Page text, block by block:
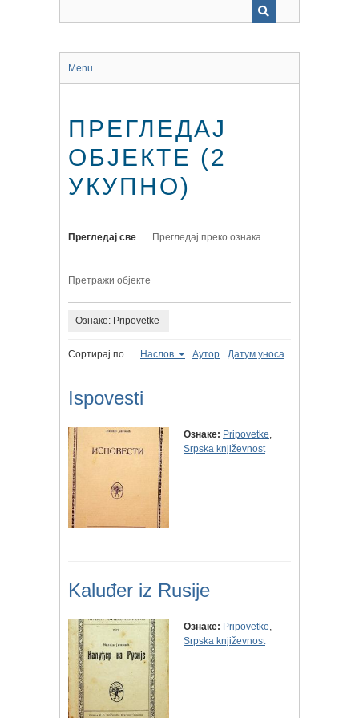
Menu
ПРЕГЛЕДАЈ
ОБЈЕКТЕ (2
УКУПНО)
Прегледај све Прегледај преко ознака
Претражи објекте
Ознаке: Pripovetke
Сортирај по Наслов Аутор Датум уноса
Ispovesti
Ознаке: Pripovetke,
Srpska književnost
Kaluđer iz Rusije
Ознаке: Pripovetke,
Srpska književnost